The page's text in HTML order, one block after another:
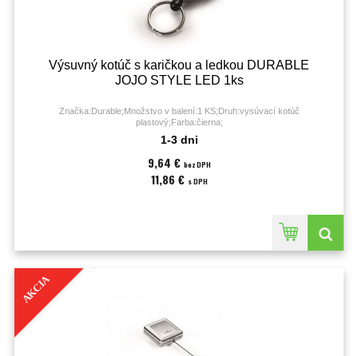
Výsuvný kotúč s karičkou a ledkou DURABLE
JOJO STYLE LED 1ks
Značka:Durable;Množstvo v balení:1 KS;Druh:vysúvací kotúč
plastový;Farba:čierna;
1-3 dni
9,64 € bez DPH
11,86 € s DPH
AKCIA